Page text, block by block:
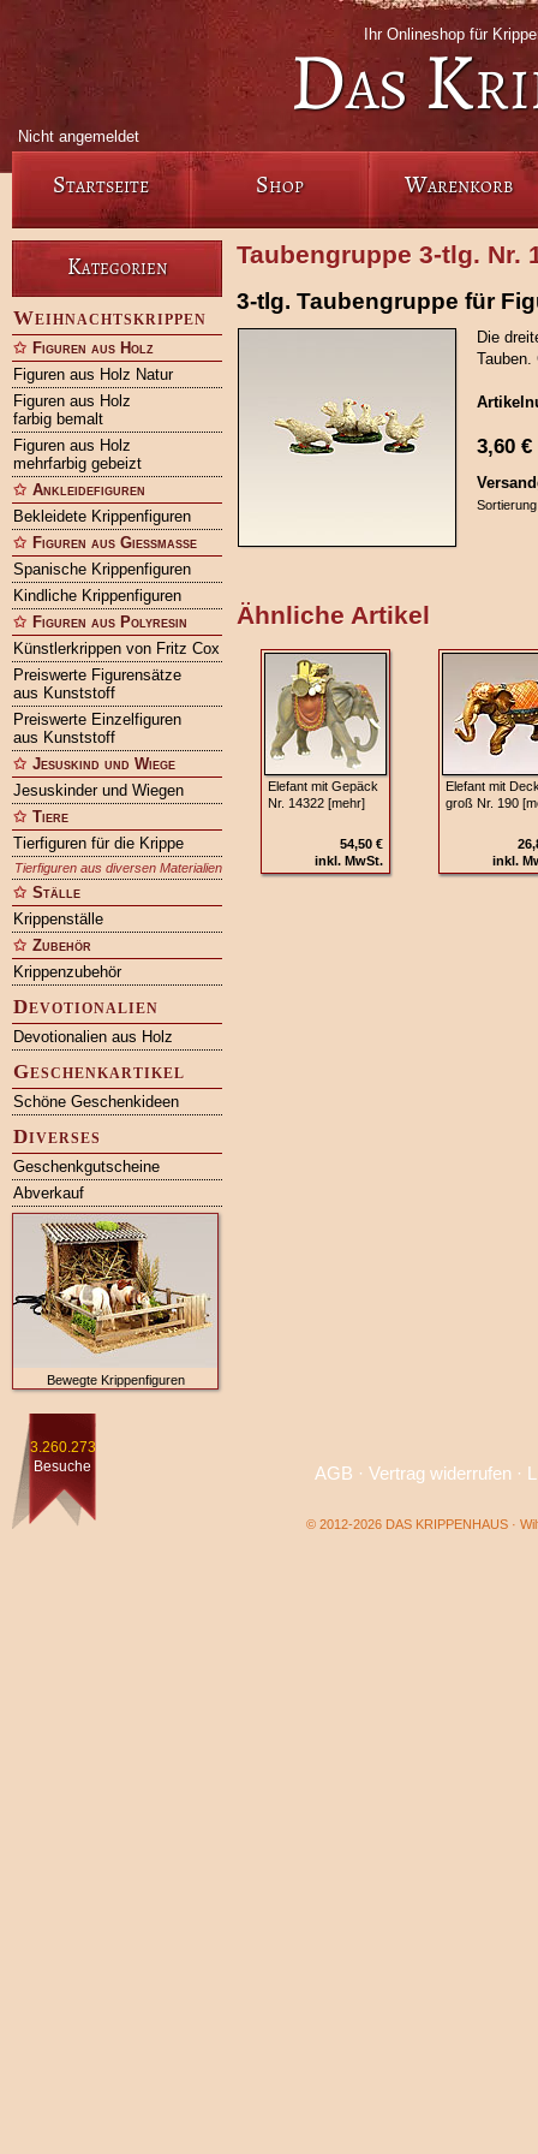
Ihr Onlineshop für
Das
Nicht angemeldet
Startseite Shop Warenkorb
Kategorien
Weihnachtskrippen
Figuren aus Holz
Figuren aus Holz Natur
Figuren aus Holz
farbig bemalt
Figuren aus Holz
mehrfarbig gebeizt
Ankleidefiguren
Bekleidete Krippenfiguren
Figuren aus Gießmasse
Spanische Krippenfiguren
Kindliche Krippenfiguren
Figuren aus Polyresin
Künstlerkrippen von Fritz Cox
Preiswerte Figurensätze
aus Kunststoff
Preiswerte Einzelfiguren
aus Kunststoff
Jesuskind und Wiege
Jesuskinder und Wiegen
Tiere
Tierfiguren für die Krippe
Tierfiguren aus diversen Materialien
Ställe
Krippenställe
Zubehör
Krippenzubehör
Devotionalien
Devotionalien aus Holz
Geschenkartikel
Schöne Geschenkideen
Diverses
Geschenkgutscheine
Abverkauf
Bewegte Krippenfiguren
Taubengruppe 3-tlg. Nr.
3-tlg. Taubengruppe für
Die
Tauben.
3,60 €
Ähnliche Artikel
Elefant mit Gepäck
Nr. 14322 [mehr]
54,50 €
inkl. MwSt.
Elefant mit
groß Nr. 190
inkl.
3.260.273
Besuche
AGB · Vertrag widerrufen·
© 2012-2026 DAS KRIPPENHAUS ·